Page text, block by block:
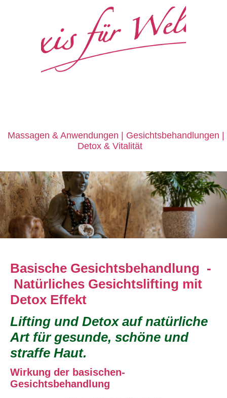
Massagen & Anwendungen | Gesichtsbehandlungen |
Detox &Vitalität
Basische Gesichtsbehandlung -
Natürliches Gesichtslifting mit
Detox Effekt
Lifting und Detox auf natürliche
Art für gesunde, schöne und
straffe Haut.
Wirkung der basischen-
Gesichtsbehandlung